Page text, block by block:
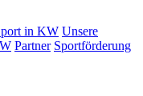
in KW Unsere
Partner Sportförderung